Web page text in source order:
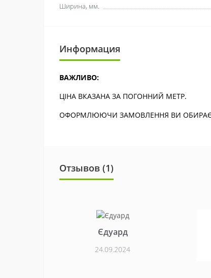
Ширина, мм.
Информация
ВАЖЛИВО:
ЦІНА ВКАЗАНА ЗА ПОГОННИЙ МЕТР.
ОФОРМЛЮЮЧИ ЗАМОВЛЕННЯ ВИ
Отзывов (1)
Єдуард
24.09.2024